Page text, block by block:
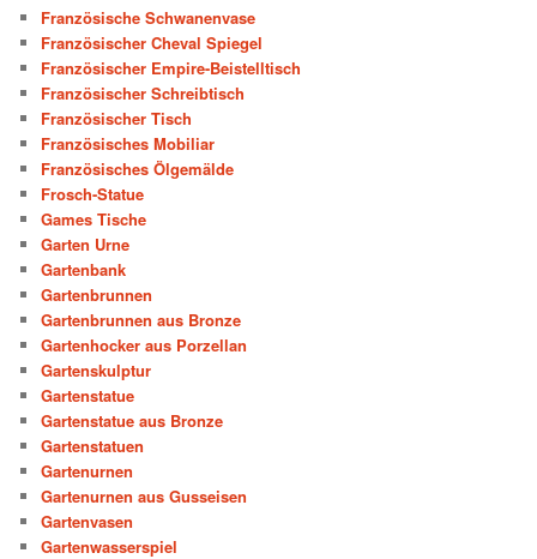
Französische Schwanenvase
Französischer Cheval Spiegel
Französischer Empire-Beistelltisch
Französischer Schreibtisch
Französischer Tisch
Französisches Mobiliar
Französisches Ölgemälde
Frosch-Statue
Games Tische
Garten Urne
Gartenbank
Gartenbrunnen
Gartenbrunnen aus Bronze
Gartenhocker aus Porzellan
Gartenskulptur
Gartenstatue
Gartenstatue aus Bronze
Gartenstatuen
Gartenurnen
Gartenurnen aus Gusseisen
Gartenvasen
Gartenwasserspiel